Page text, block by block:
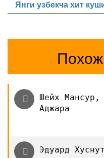
Янги узбекча хит
Шейх Мансур,
Аджара
Эдуард